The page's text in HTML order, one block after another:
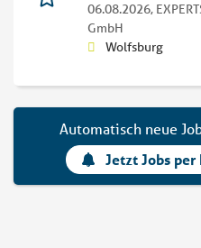
06.08.2026,
GmbH
Wolfsburg
Automatisch neue
Jetzt Jobs